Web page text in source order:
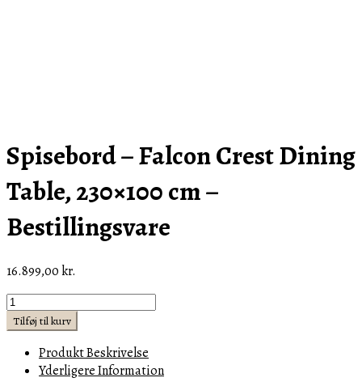
Spisebord – Falcon Crest Dining
Table, 230×100 cm –
Bestillingsvare
16.899,00kr.
Spisebord
Falcon
Crest
Dining
Tilføj til kurv
Produkt Beskrivelse
Yderligere Information